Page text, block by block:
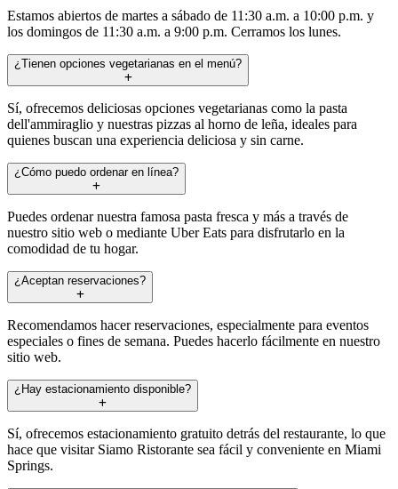
Estamos abiertos de martes a sábado de 11:30 a.m. a 10:00 p.m. y
los domingos de 11:30 a.m. a 9:00 p.m. Cerramos los lunes.
¿Tienen opciones vegetarianas en el menú?
Sí, ofrecemos deliciosas opciones vegetarianas como la pasta
dell'ammiraglio y nuestras pizzas al horno de leña, ideales para
quienes buscan una experiencia deliciosa y sin carne.
¿Cómo puedo ordenar en línea?
Puedes ordenar nuestra famosa pasta fresca y más a través de
nuestro sitio web o mediante Uber Eats para disfrutarlo en la
comodidad de tu hogar.
¿Aceptan reservaciones?
Recomendamos hacer reservaciones, especialmente para eventos
especiales o fines de semana. Puedes hacerlo fácilmente en nuestro
sitio web.
¿Hay estacionamiento disponible?
Sí, ofrecemos estacionamiento gratuito detrás del restaurante, lo que
hace que visitar Siamo Ristorante sea fácil y conveniente en Miami
Springs.